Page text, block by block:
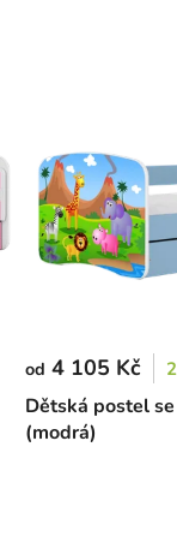
Dětská postel
(modrá)
od 4 105 Kč